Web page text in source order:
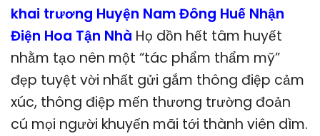
khai trương Huyện Nam Đông Huế Nhận
Điện Hoa Tận Nhà Họ dồn hết tâm huyết
nhằm tạo nên một “tác phẩm thẩm mỹ”
đẹp tuyệt vời nhất gửi gắm thông điệp cảm
xúc, thông điệp mến thương trường đoản
cú mọi người khuyến mãi tới thành viên dìm.